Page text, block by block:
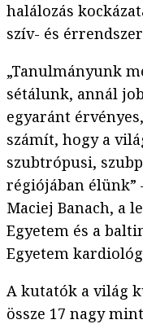
halálozás
szív- és
„Tanulmányunk
sétálunk, annál
egyaránt
számít, hogy a
szubtrópusi,
régiójában élünk”
Maciej Banach, a
Egyetem és a
Egyetem
A kutatók a világ
össze 17 nagy